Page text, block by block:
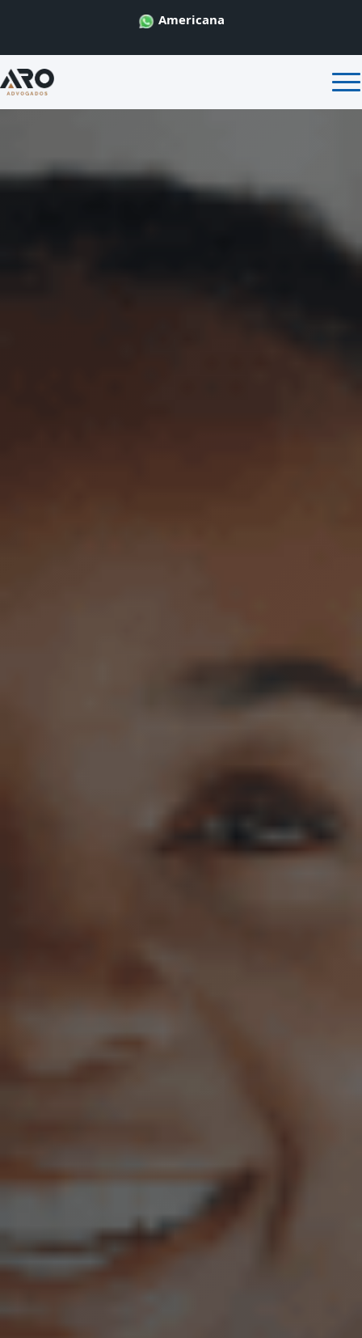
Americana